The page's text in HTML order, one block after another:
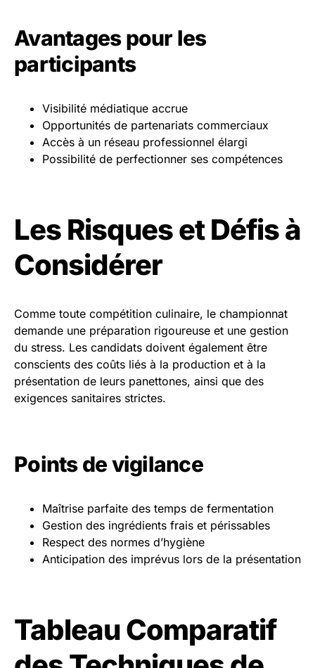
Avantages pour les
participants
Visibilité médiatique accrue
Opportunités de partenariats commerciaux
Accès à un réseau professionnel élargi
Possibilité de perfectionner ses compétences
Les Risques et Défis à
Considérer
Comme toute compétition culinaire, le championnat
demande une préparation rigoureuse et une gestion
du stress. Les candidats doivent également être
conscients des coûts liés à la production et à la
présentation de leurs panettones, ainsi que des
exigences sanitaires strictes.
Points de vigilance
Maîtrise parfaite des temps de fermentation
Gestion des ingrédients frais et périssables
Respect des normes d’hygiène
Anticipation des imprévus lors de la présentation
Tableau Comparatif